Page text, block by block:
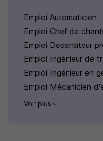
Emploi Automaticien
Emploi Chef de
Emploi Dessinateur
Emploi Ingénieur de
Emploi Ingénieur en
Emploi Mécanicien
Voir plus